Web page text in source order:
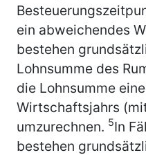
ein abweichendes
bestehen
Lohnsumme des
die Lohnsumme
Wirtschaftsjahrs
umzurechnen. 5In
bestehen